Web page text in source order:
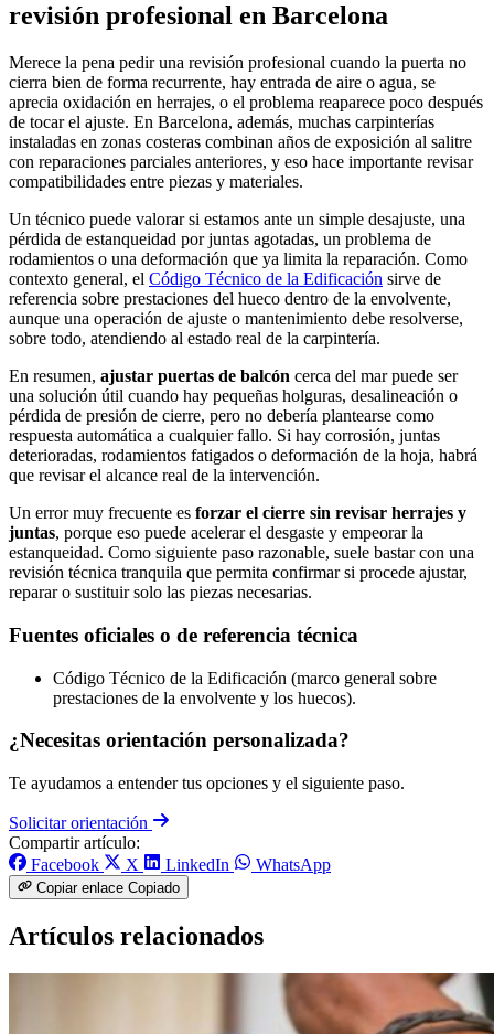
revisión profesional en Barcelona
Merece la pena pedir una revisión profesional cuando la puerta no
cierra bien de forma recurrente, hay entrada de aire o agua, se
aprecia oxidación en herrajes, o el problema reaparece poco después
de tocar el ajuste. En Barcelona, además, muchas carpinterías
instaladas en zonas costeras combinan años de exposición al salitre
con reparaciones parciales anteriores, y eso hace importante revisar
compatibilidades entre piezas y materiales.
Un técnico puede valorar si estamos ante un simple desajuste, una
pérdida de estanqueidad por juntas agotadas, un problema de
rodamientos o una deformación que ya limita la reparación. Como
contexto general, el Código Técnico de la Edificación sirve de
referencia sobre prestaciones del hueco dentro de la envolvente,
aunque una operación de ajuste o mantenimiento debe resolverse,
sobre todo, atendiendo al estado real de la carpintería.
En resumen, ajustar puertas de balcón cerca del mar puede ser
una solución útil cuando hay pequeñas holguras, desalineación o
pérdida de presión de cierre, pero no debería plantearse como
respuesta automática a cualquier fallo. Si hay corrosión, juntas
deterioradas, rodamientos fatigados o deformación de la hoja, habrá
que revisar el alcance real de la intervención.
Un error muy frecuente es forzar el cierre sin revisar herrajes y
juntas, porque eso puede acelerar el desgaste y empeorar la
estanqueidad. Como siguiente paso razonable, suele bastar con una
revisión técnica tranquila que permita confirmar si procede ajustar,
reparar o sustituir solo las piezas necesarias.
Fuentes oficiales o de referencia técnica
Código Técnico de la Edificación (marco general sobre
prestaciones de la envolvente y los huecos).
¿Necesitas orientación personalizada?
Te ayudamos a entender tus opciones y el siguiente paso.
Solicitar orientación
Compartir artículo:
Facebook
X LinkedIn WhatsApp
Copiar enlace Copiado
Artículos relacionados